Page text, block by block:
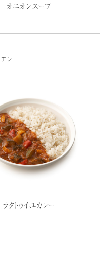
オニオンスープ
ン
ラタトゥイユカレー